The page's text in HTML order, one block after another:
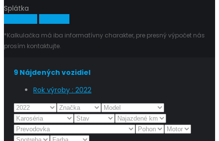
Splátka
*Kalkulačka má iba informatívny charakter, pre presný výpočet nás
prosím kontaktujte.
9 Nájdených vozidiel
Rok výroby : 2022